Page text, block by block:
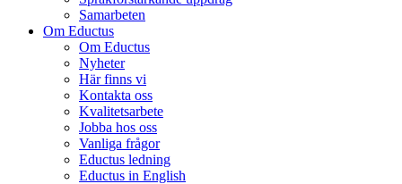
Samarbeten
Om Eductus
Om Eductus
Nyheter
Här finns vi
Kontakta oss
Kvalitetsarbete
Jobba hos oss
Vanliga frågor
Eductus ledning
Eductus in English